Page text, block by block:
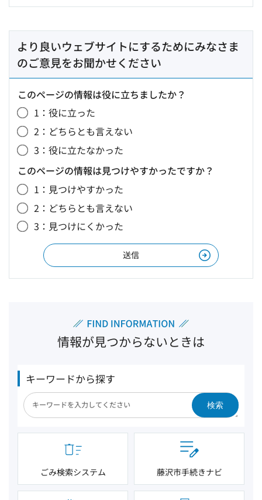
より良いウェブサイトにするためにみなさま
のご意見をお聞かせください
このページの情報は役に立ちましたか？
1：役に立った
2：どちらとも言えない
3：役に立たなかった
このページの情報は見つけやすかったですか？
1：見つけやすかった
2：どちらとも言えない
3：見つけにくかった
情報が見つからないときは
キーワードから探す
検索
ごみ検索システム 藤沢市手続きナビ